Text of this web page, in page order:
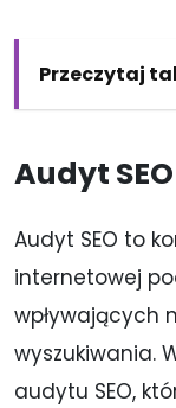
Przeczytaj
Audyt
Audyt SEO to
internetowej
wpływających
wyszukiwania.
audytu SEO,